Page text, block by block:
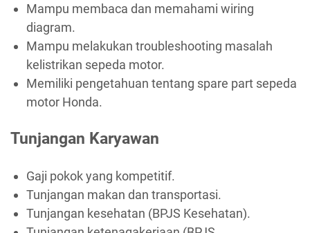
Mampu membaca dan memahami wiring
diagram.
Mampu melakukan troubleshooting masalah
kelistrikan sepeda motor.
Memiliki pengetahuan tentang spare part sepeda
motor Honda.
Tunjangan Karyawan
Gaji pokok yang kompetitif.
Tunjangan makan dan transportasi.
Tunjangan kesehatan (BPJS Kesehatan).